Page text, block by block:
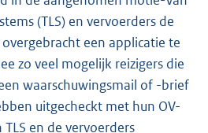
(TLS) en vervoerders de
een applicatie te
zo veel mogelijk reizigers die
waarschuwingsmail of -brief
uitgecheckt met hun OV-
en de vervoerders